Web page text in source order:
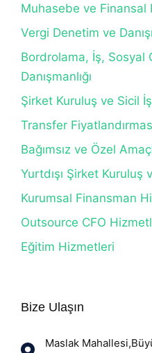
Muhasebe ve Finansal
Vergi Denetim ve
Bordrolama, İş, Sosyal
Danışmanlığı
Şirket Kuruluş ve Sicil
Transfer
Bağımsız ve Özel
Yurtdışı Şirket Kuruluş
Kurumsal Finansman
Outsource CFO
Eğitim Hizmetleri
Bize Ulaşın
Maslak